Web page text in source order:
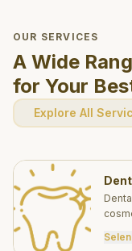
OUR SERVICES
A Wide
for Your
Explore All